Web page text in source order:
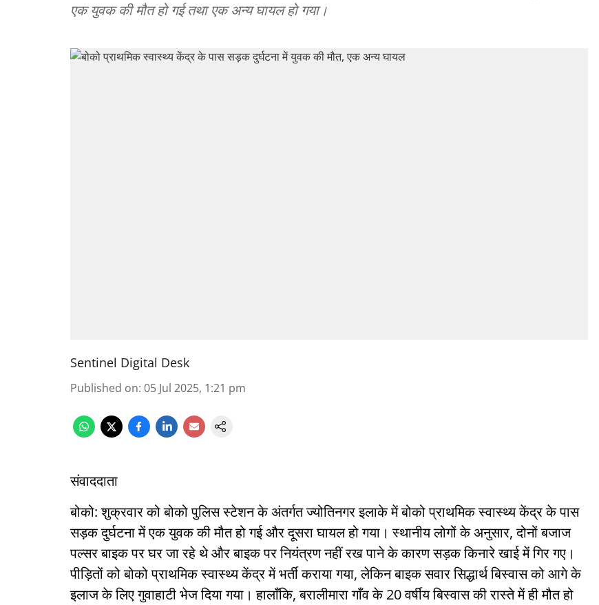
एक युवक की मौत हो गई तथा एक अन्य घायल हो गया।
Sentinel Digital Desk
Published on: 05 Jul 2025, 1:21 pm
संवाददाता
बोको: शुक्रवार को बोको पुलिस स्टेशन के अंतर्गत ज्योतिनगर इलाके में बोको प्राथमिक स्वास्थ्य केंद्र के पास
सड़क दुर्घटना में एक युवक की मौत हो गई और दूसरा घायल हो गया। स्थानीय लोगों के अनुसार, दोनों बजाज
पल्सर बाइक पर घर जा रहे थे और बाइक पर नियंत्रण नहीं रख पाने के कारण सड़क किनारे खाई में गिर गए।
पीड़ितों को बोको प्राथमिक स्वास्थ्य केंद्र में भर्ती कराया गया, लेकिन बाइक सवार सिद्धार्थ बिस्वास को आगे के
इलाज के लिए गुवाहाटी भेज दिया गया। हालाँकि, बरालीमारा गाँव के 20 वर्षीय बिस्वास की रास्ते में ही मौत हो